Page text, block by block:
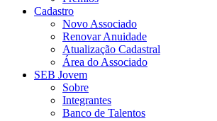
Cadastro
Novo Associado
Renovar Anuidade
Atualização Cadastral
Área do Associado
SEB Jovem
Sobre
Integrantes
Banco de Talentos